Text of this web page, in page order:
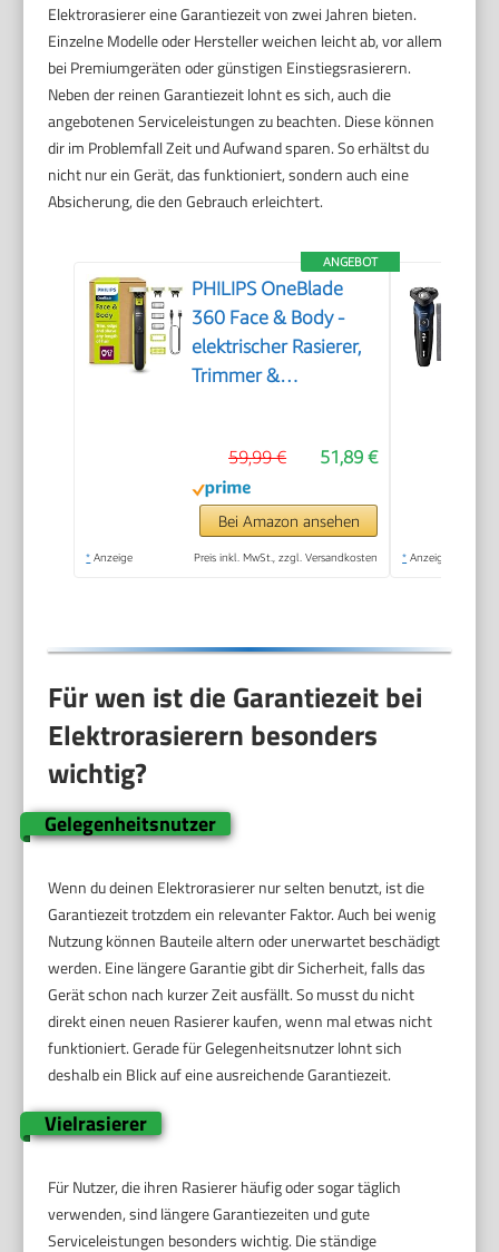
Elektrorasierer eine Garantiezeit von zwei Jahren bieten.
Einzelne Modelle oder Hersteller weichen leicht ab, vor allem
bei Premiumgeräten oder günstigen Einstiegsrasierern.
Neben der reinen Garantiezeit lohnt es sich, auch die
angebotenen Serviceleistungen zu beachten. Diese können
dir im Problemfall Zeit und Aufwand sparen. So erhältst du
nicht nur ein Gerät, das funktioniert, sondern auch eine
Absicherung, die den Gebrauch erleichtert.
ANGEBOT
PHILIPS OneBlade
360 Face & Body -
elektrischer Rasierer,
Trimmer &
Trimmaufsätze
(1/3/5 mm), 2x
Körperaufsätze, Nass-
& Trockenrasur für
51,89 €
59,99 €
Bei Amazon ansehen
* Anzeige Preis inkl. MwSt., zzgl. Versandkosten * Anzeige
Für wen ist die Garantiezeit bei
Elektrorasierern besonders
wichtig?
Gelegenheitsnutzer
Wenn du deinen Elektrorasierer nur selten benutzt, ist die
Garantiezeit trotzdem ein relevanter Faktor. Auch bei wenig
Nutzung können Bauteile altern oder unerwartet beschädigt
werden. Eine längere Garantie gibt dir Sicherheit, falls das
Gerät schon nach kurzer Zeit ausfällt. So musst du nicht
direkt einen neuen Rasierer kaufen, wenn mal etwas nicht
funktioniert. Gerade für Gelegenheitsnutzer lohnt sich
deshalb ein Blick auf eine ausreichende Garantiezeit.
Vielrasierer
Für Nutzer, die ihren Rasierer häufig oder sogar täglich
verwenden, sind längere Garantiezeiten und gute
Serviceleistungen besonders wichtig. Die ständige